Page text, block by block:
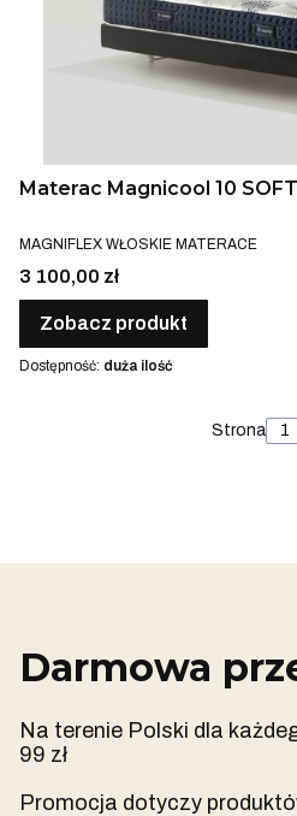
Materac Magnicool 10 SOFT
PRODUCENT
MAGNIFLEX WŁOSKIE MATERACE
Cena
3 100,00 zł
Zobacz produkt
Dostępność: duża ilość
Strona
Darmowa
Na terenie Polski dla
99 zł
Promocja dotyczy